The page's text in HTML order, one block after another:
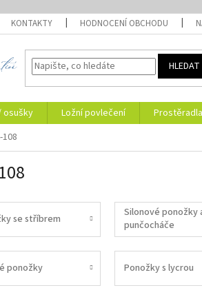
KONTAKTY HODNOCENÍ OBCHODU
HLEDAT
osušky Ložní povlečení Prostěradla
108
se stříbrem
Silonové ponožky
punčocháče
ponožky Ponožky s lycrou